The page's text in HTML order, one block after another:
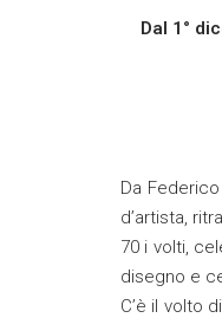
Dal 1°
Da
d’artista,
70 i volti,
disegno e
C’è il volto